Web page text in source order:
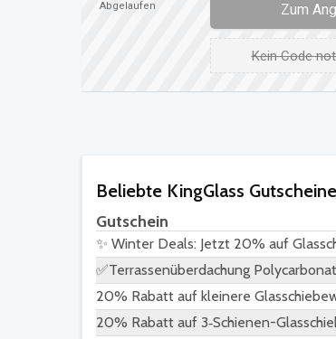
Abgelaufen
Zum
Kein Code
Beliebte KingGlass Gutscheine
Gutschein
✨ Winter Deals: Jetzt 20% auf
✅Terrassenüberdachung
20% Rabatt auf kleinere
20% Rabatt auf 3‑Schienen-